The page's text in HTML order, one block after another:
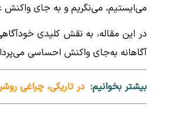
می‌ایستیم، می‌نگریم و به جای
در این مقاله، به نقش کلیدی
آگاهانه به‌جای واکنش احساسی
بیشتر بخوانیم: در تاریکی، چراغی